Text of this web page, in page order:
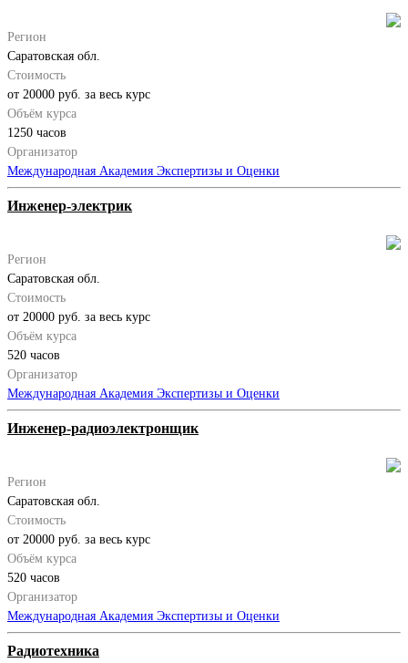
Регион
Саратовская обл.
Стоимость
от 20000 руб. за весь курс
Объём курса
1250 часов
Организатор
Международная Академия Экспертизы и Оценки
Инженер-электрик
Регион
Саратовская обл.
Стоимость
от 20000 руб. за весь курс
Объём курса
520 часов
Организатор
Международная Академия Экспертизы и Оценки
Инженер-радиоэлектронщик
Регион
Саратовская обл.
Стоимость
от 20000 руб. за весь курс
Объём курса
520 часов
Организатор
Международная Академия Экспертизы и Оценки
Радиотехника